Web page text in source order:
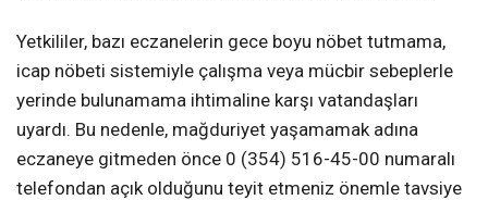
Yetkililer, bazı eczanelerin gece boyu nöbet tutmama,
icap nöbeti sistemiyle çalışma veya mücbir sebeplerle
yerinde bulunamama ihtimaline karşı vatandaşları
uyardı. Bu nedenle, mağduriyet yaşamamak adına
eczaneye gitmeden önce 0 (354) 516-45-00 numaralı
telefondan açık olduğunu teyit etmeniz önemle tavsiye